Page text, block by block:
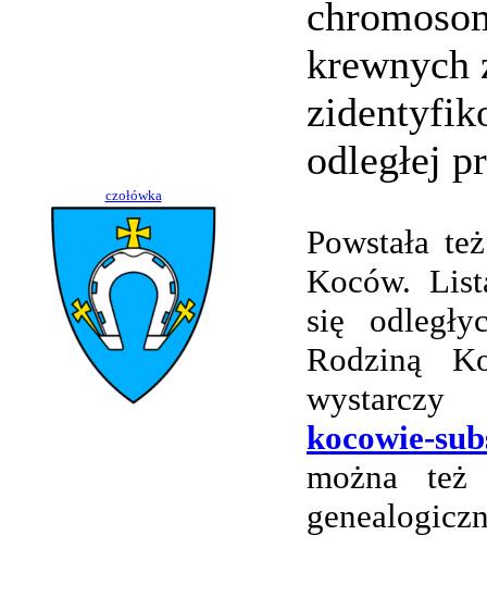
czołówka
krewnych
odległej
Powstała
Koców.
się
Rodziną
kocowie-
można